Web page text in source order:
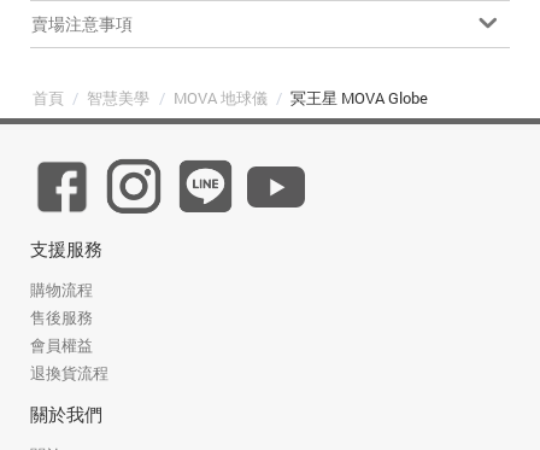
賣場注意事項
首頁 / 智慧美學 / MOVA 地球儀 / 冥王星 MOVA Globe
支援服務
購物流程
售後服務
會員權益
退換貨流程
關於我們